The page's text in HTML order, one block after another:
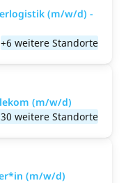
(m/w/d) -
+6 weitere Standorte
(m/w/d)
weitere Standorte
(m/w/d)